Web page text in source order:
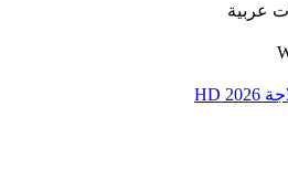
عربية